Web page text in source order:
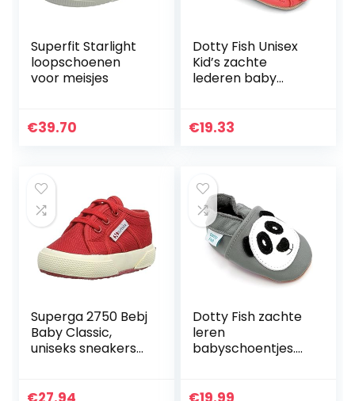
Superfit Starlight
loopschoenen
voor meisjes
€39.70
Dotty Fish Unisex
Kid’s zachte
lederen baby
€19.33
Superga 2750 Bebj
Baby Classic,
uniseks sneakers
Dotty Fish zachte
leren
babyschoentjes.
Babyslofjes. Met